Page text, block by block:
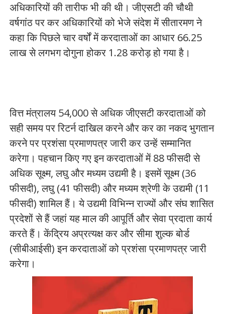
अधिकारियों की तारीफ भी की थी। जीएसटी की चौथी
वर्षगांठ पर कर अधिकारियों को भेजे संदेश में सीतारमण ने
कहा कि पिछले चार वर्षों में करदाताओं का आधार 66.25
लाख से लगभग दोगुना होकर 1.28 करोड़ हो गया है।
वित्त मंत्रालय 54,000 से अधिक जीएसटी करदाताओं को
सही समय पर रिटर्न दाखिल करने और कर का नकद भुगतान
करने पर प्रशंसा प्रमाणपत्र जारी कर उन्हें सम्मानित
करेगा। पहचान किए गए इन करदाताओं में 88 फीसदी से
अधिक सूक्ष्म, लघु और मध्यम उद्यमी है। इसमें सूक्ष्म (36
फीसदी), लघु (41 फीसदी) और मध्यम श्रेणी के उद्यमी (11
फीसदी) शामिल हैं। ये उद्यमी विभिन्न राज्यों और संघ शासित
प्रदेशों से हैं जहां यह माल की आपूर्ति और सेवा प्रदाता कार्य
करते हैं। केंद्रिय अप्रत्यक्ष कर और सीमा शुल्क बोर्ड
(सीबीआईसी) इन करदाताओं को प्रशंसा प्रमाणपत्र जारी
करेगा।